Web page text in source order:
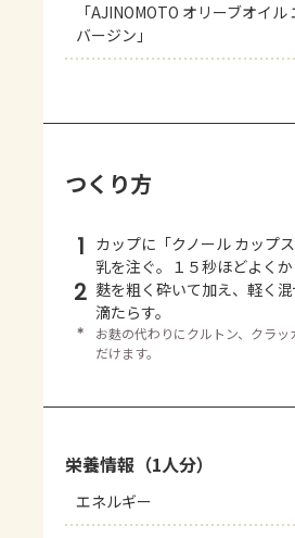
「AJINOMOTO オリーブオイル
バージン」
つくり方
1 カップに「クノール カップ
乳を注ぐ。１５秒ほどよくか
2 麩を粗く砕いて加え、軽く
滴たらす。
＊
お麩の代わりにクルトン、クラ
だけます。
栄養情報（1人分）
エネルギー